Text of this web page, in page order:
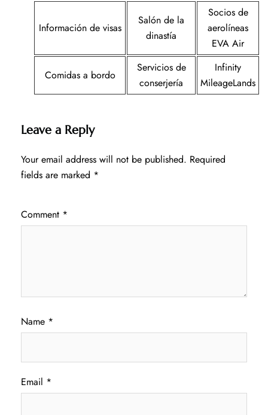
Información de visas
Salón de la
dinastía
Socios de
aerolíneas
EVA Air
Comidas a bordo
Servicios de
conserjería
Infinity
MileageLands
Leave a Reply
Your email address will not be published. Required
fields are marked *
Comment *
Name *
Email *